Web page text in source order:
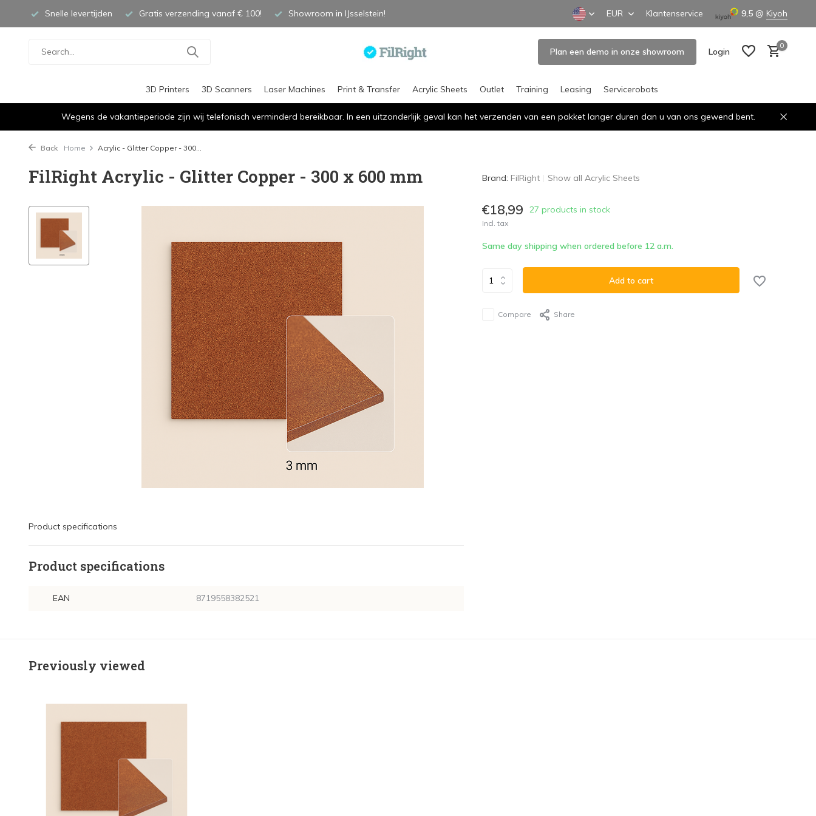
Snelle levertijden Gratis verzending vanaf € 100! Showroom in IJsselstein! EUR Klantenservice 9,5 @ Kiyoh
Plan een demo in onze showroom Login
0
3D Printers 3D Scanners Laser Machines Print & Transfer Acrylic Sheets Outlet Training Leasing Servicerobots
Wegens de vakantieperiode zijn wij telefonisch verminderd bereikbaar. In een uitzonderlijk geval kan het verzenden van een pakket langer duren dan u van ons gewend bent.
Back Home Acrylic - Glitter Copper - 300...
FilRight Acrylic - Glitter Copper - 300 x 600 mm
Product specifications
Product specifications
EAN 8719558382521
Brand: FilRight Show all Acrylic Sheets
€18,99 27 products in stock
Incl. tax
Same day shipping when ordered before 12 a.m.
Add to cart
Compare Share
Previously viewed